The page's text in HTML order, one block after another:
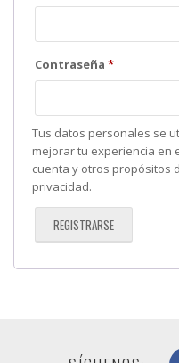
Contraseña *Obligatorio
Tus datos personales se
mejorar tu experiencia en
cuenta y otros propósitos
privacidad.
REGISTRARSE